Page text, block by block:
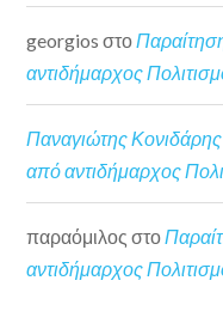
georgios στο
αντιδήμαρχος
Παναγιώτης Κονιδάρης
από αντιδήμαρχος
παραόμιλος στο
αντιδήμαρχος